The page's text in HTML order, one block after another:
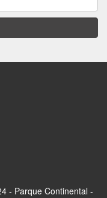
- Parque Continental -